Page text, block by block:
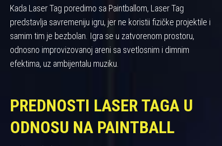
Kada Laser Tag poredimo sa Paintballom, Laser Tag
predstavlja savremeniju igru, jer ne koristii fizičke projektile i
samim tim je bezbolan. Igra se u zatvorenom prostoru,
odnosno improvizovanoj areni sa svetlosnim i dimnim
efektima, uz ambijentalu muziku.
PREDNOSTI LASER TAGA U
ODNOSU NA PAINTBALL